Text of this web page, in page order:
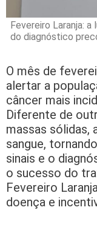
Fevereiro Laranja:
do diagnóstico
O mês de
alertar a
câncer mais
Diferente de
massas sólidas,
sangue,
sinais e o
o sucesso do
Fevereiro
doença e